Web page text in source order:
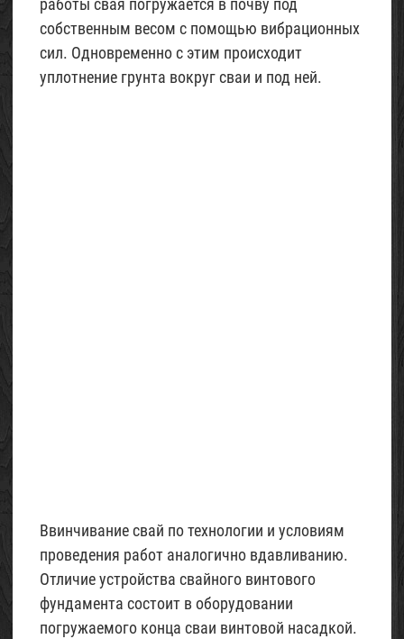
работы свая погружается в почву под
собственным весом с помощью вибрационных
сил. Одновременно с этим происходит
уплотнение грунта вокруг сваи и под ней.
Ввинчивание свай по технологии и условиям
проведения работ аналогично вдавливанию.
Отличие устройства свайного винтового
фундамента состоит в оборудовании
погружаемого конца сваи винтовой насадкой.